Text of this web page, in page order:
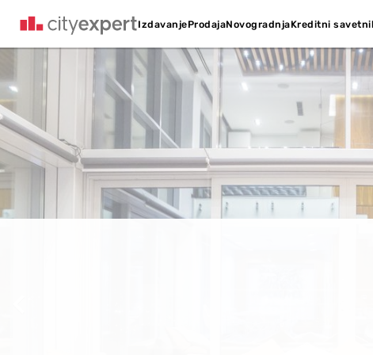
IzdavanjeProdajaNovogradnjaKreditni